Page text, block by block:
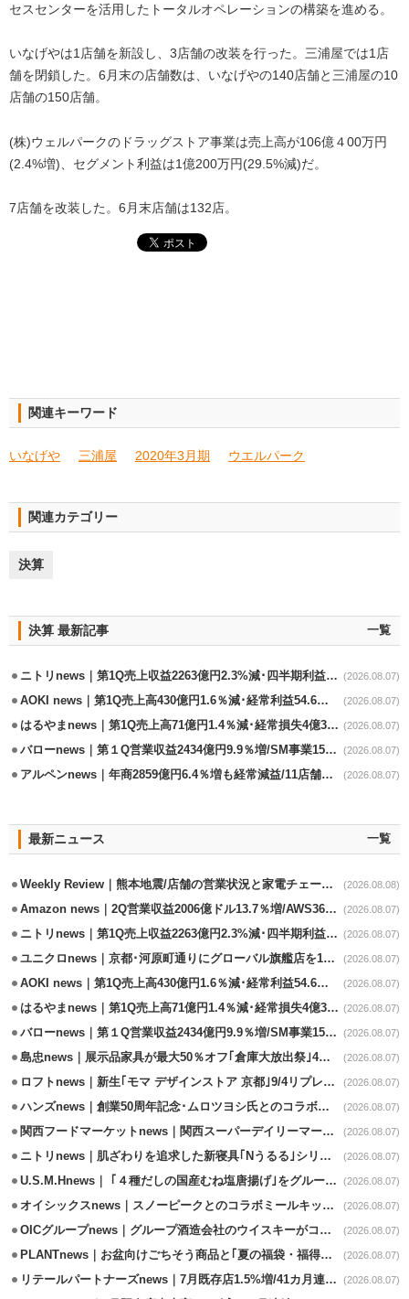
セスセンターを活用したトータルオペレーションの構築を進める。
いなげやは1店舗を新設し、3店舗の改装を行った。三浦屋では1店
舗を閉鎖した。6月末の店舗数は、いなげやの140店舗と三浦屋の10
店舗の150店舗。
(株)ウェルパークのドラッグストア事業は売上高が106億４00万円
(2.4%増)、セグメント利益は1億200万円(29.5%減)だ。
7店舗を改装した。6月末店舗は132店。
関連キーワード
いなげや 三浦屋 2020年3月期 ウエルパーク
関連カテゴリー
決算
決算 最新記事 一覧
ニトリnews｜第1Q売上収益2263億円2.3%減･四半期利益1.4％減 (2026.08.07)
AOKI news｜第1Q売上高430億円1.6％減･経常利益54.6％減 (2026.08.07)
はるやまnews｜第1Q売上高71億円1.4％減･経常損失4億3800万円 (2026.08.07)
バローnews｜第１Q営業収益2434億円9.9％増/SM事業15.5％増と絶好調 (2026.08.07)
アルペンnews｜年商2859億円6.4％増も経常減益/11店舗出店､4店閉鎖 (2026.08.07)
最新ニュース 一覧
Weekly Review｜熊本地震/店舗の営業状況と家電チェーンの支援策 (2026.08.08)
Amazon news｜2Q営業収益2006億ドル13.7％増/AWS36.8％％増が貢献 (2026.08.07)
ニトリnews｜第1Q売上収益2263億円2.3%減･四半期利益1.4％減 (2026.08.07)
ユニクロnews｜京都･河原町通りにグローバル旗艦店を11/6開設 (2026.08.07)
AOKI news｜第1Q売上高430億円1.6％減･経常利益54.6％減 (2026.08.07)
はるやまnews｜第1Q売上高71億円1.4％減･経常損失4億3800万円 (2026.08.07)
バローnews｜第１Q営業収益2434億円9.9％増/SM事業15.5％増と絶好調 (2026.08.07)
島忠news｜展示品家具が最大50％オフ｢倉庫大放出祭｣4店舗限定で開催 (2026.08.07)
ロフトnews｜新生｢モマ デザインストア 京都｣9/4リプレイスオープン (2026.08.07)
ハンズnews｜創業50周年記念･ムロツヨシ氏とのコラボ企画｢ムロハンズ｣開催 (2026.08.07)
関西フードマーケットnews｜関西スーパーデイリーマート蒲生店8/7改装 (2026.08.07)
ニトリnews｜肌ざわりを追求した新寝具｢Nうるる｣シリーズを発売 (2026.08.07)
U.S.M.Hnews｜ ｢４種だしの国産むね塩唐揚げ｣をグループ610店で共同販促 (2026.08.07)
オイシックスnews｜スノーピークとのコラボミールキット8/13発売 (2026.08.07)
OICグループnews｜グループ酒造会社のウイスキーがコンペティション受賞 (2026.08.07)
PLANTnews｜お盆向けごちそう商品と｢夏の福袋・福得カート｣8/8から開催 (2026.08.07)
リテールパートナーズnews｜7月既存店1.5%増/41カ月連続増 (2026.08.07)